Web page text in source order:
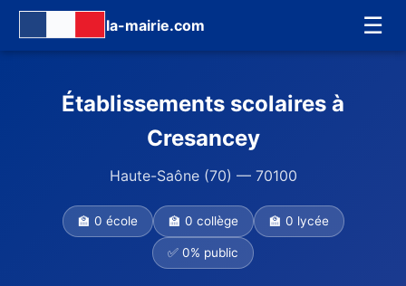
la-mairie.com ☰
Établissements scolaires à
Cresancey
Haute-Saône (70) — 70100
🏫 0 école 🏫 0 collège 🏫 0 lycée
✅ 0% public